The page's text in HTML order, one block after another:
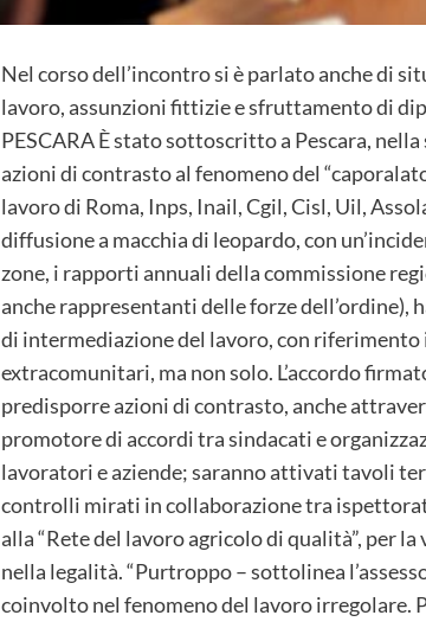
Nel corso dell’incontro si è parlato anche di
lavoro, assunzioni fittizie e sfruttamento di
PESCARA È stato sottoscritto a Pescara,
azioni di contrasto al fenomeno del
lavoro di Roma, Inps, Inail, Cgil, Cisl, Uil,
diffusione a macchia di leopardo, con
zone, i rapporti annuali della commissione
anche rappresentanti delle forze
di intermediazione del lavoro, con
extracomunitari, ma non solo. L’accordo
predisporre azioni di contrasto, anche
promotore di accordi tra sindacati e
lavoratori e aziende; saranno attivati tavoli
controlli mirati in collaborazione tra
alla “Rete del lavoro agricolo di qualità”, per
nella legalità. “Purtroppo – sottolinea
coinvolto nel fenomeno del lavoro irregolare.